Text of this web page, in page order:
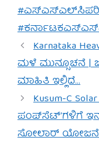
Karnataka
ಮಳೆ ಮುನ್ಸೂಚನೆ |
ಮಾಹಿತಿ ಇಲ್ಲಿದೆ…
Kusum-C
ಪಂಪ್‌ಸೆಟ್’ಗಳಿಗೆ
ಸೋಲಾರ್